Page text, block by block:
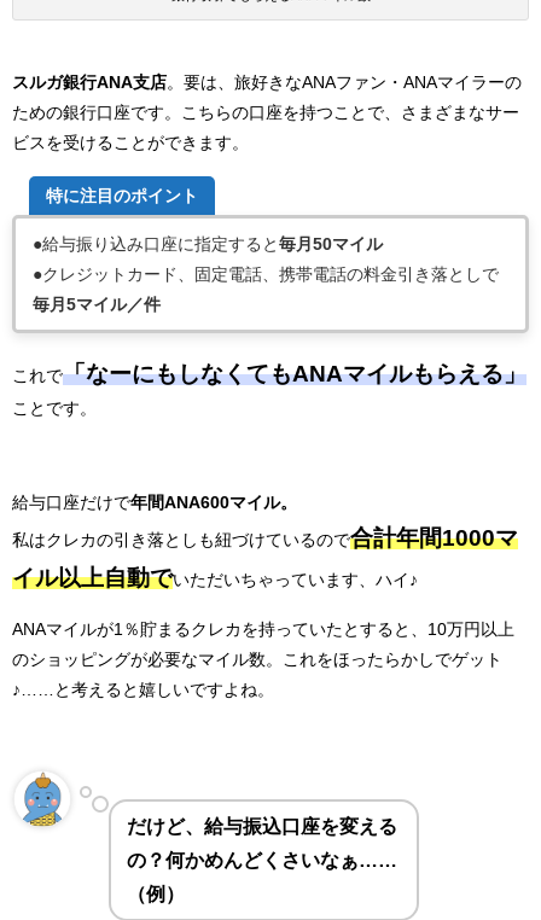
スルガ銀行ANA支店。 要は、旅好きなANAファン・ANAマイラーの
ための銀行口座です。
こちらの口座を持つことで、 さまざまなサー
ビスを受けることができます。
特に注目のポイント
●給与振り込み口座に指定すると 毎月50マイル
●クレジットカード、固定電話、携帯電話の料金引き落としで
毎月5マイル／件
これで「なーにもしなくてもANAマイルもらえる」
ことです。
給与口座だけで年間ANA600マイル。
私はクレカの引き落としも紐づけているので合計年間1000マ
イル以上自動でいただいちゃっています、ハイ♪
ANAマイルが1％貯まるクレカを持っていたとすると、 10万円以上
のショッピングが必要なマイル数。
これをほったらかしでゲット
♪……と考えると嬉しいですよね。
だけど、給与振込口座を変える
の？何かめんどくさいなぁ……
（例）